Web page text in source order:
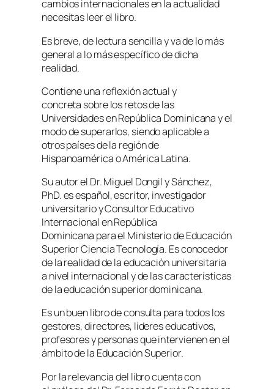
cambios internacionales en la actualidad
necesitas leer el libro.
Es breve, de lectura sencilla y va de lo más
general a lo más específico de dicha
realidad.
Contiene una reflexión actual y
concreta sobre los retos de las
Universidades en República Dominicana y el
modo de superarlos, siendo aplicable a
otros países de la región de
Hispanoamérica o América Latina.
Su autor el Dr. Miguel Dongil y Sánchez,
PhD. es español, escritor, investigador
universitario y Consultor Educativo
Internacional en República
Dominicana para el Ministerio de Educación
Superior Ciencia Tecnología. Es conocedor
de la realidad de la educación universitaria
a nivel internacional y de las características
de la educación superior dominicana.
Es un buen libro de consulta para todos los
gestores, directores, líderes educativos,
profesores y personas que intervienen en el
ámbito de la Educación Superior.
Por la relevancia del libro cuenta con